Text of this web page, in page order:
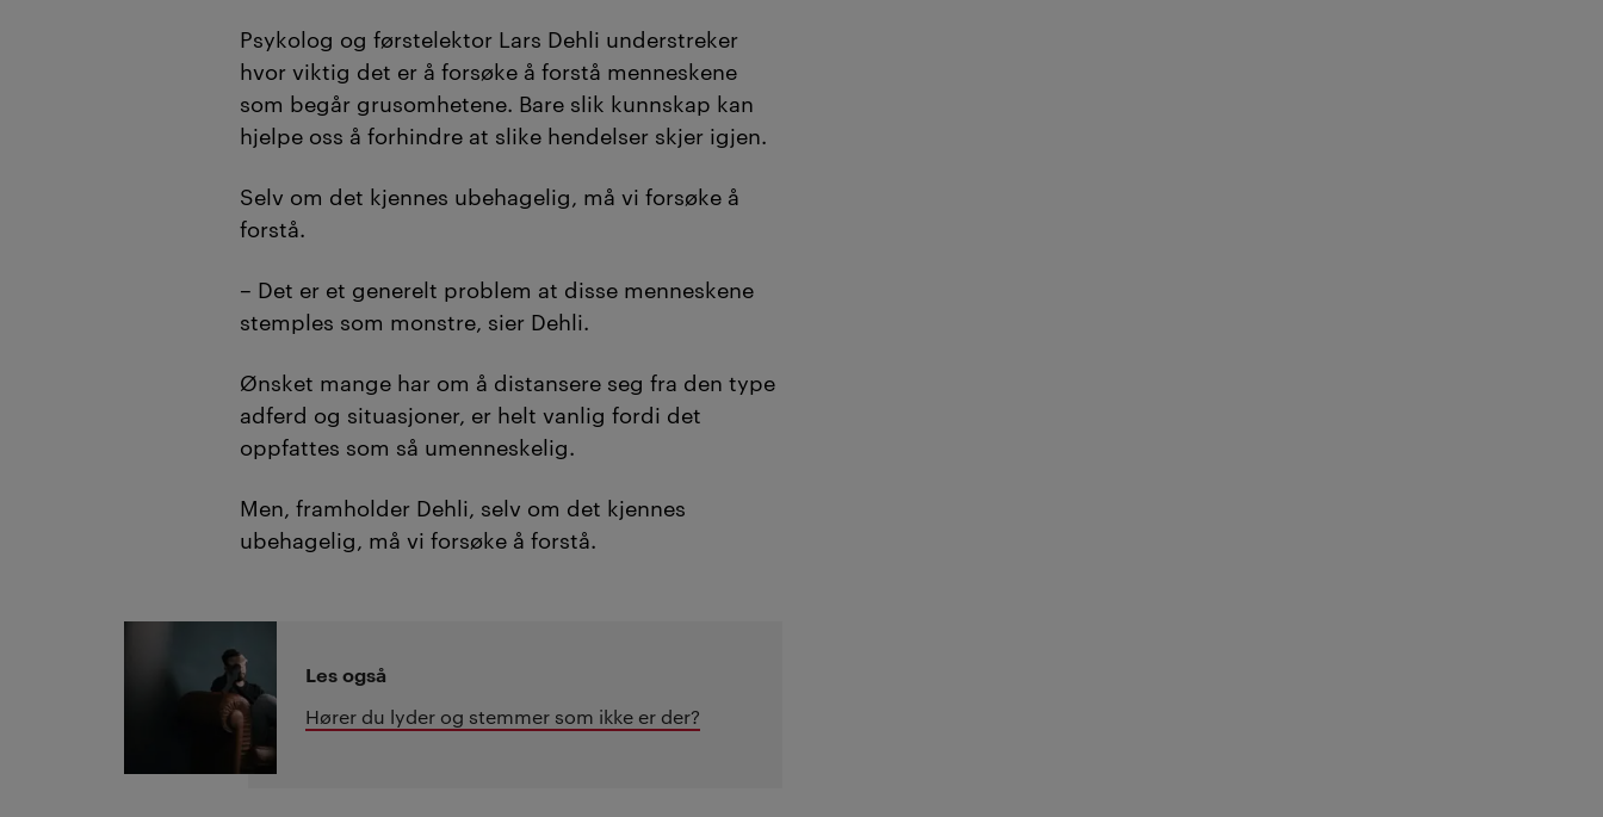
Psykolog og førstelektor Lars Dehli understreker
hvor viktig det er å forsøke å forstå menneskene
som begår grusomhetene. Bare slik kunnskap kan
hjelpe oss å forhindre at slike hendelser skjer igjen.
Selv om det kjennes ubehagelig, må vi forsøke å
forstå.
– Det er et generelt problem at disse menneskene
stemples som monstre, sier Dehli.
Ønsket mange har om å distansere seg fra den type
adferd og situasjoner, er helt vanlig fordi det
oppfattes som så umenneskelig.
Men, framholder Dehli, selv om det kjennes
ubehagelig, må vi forsøke å forstå.
Les også
Hører du lyder og stemmer som ikke er der?